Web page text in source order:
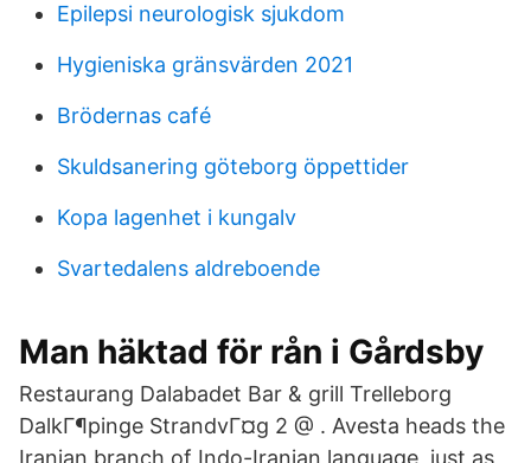
Epilepsi neurologisk sjukdom
Hygieniska gränsvärden 2021
Brödernas café
Skuldsanering göteborg öppettider
Kopa lagenhet i kungalv
Svartedalens aldreboende
Man häktad för rån i Gårdsby
Restaurang Dalabadet Bar & grill Trelleborg
DalkГ¶pinge StrandvГ¤g 2 @ . Avesta heads the
Iranian branch of Indo-Iranian language, just as